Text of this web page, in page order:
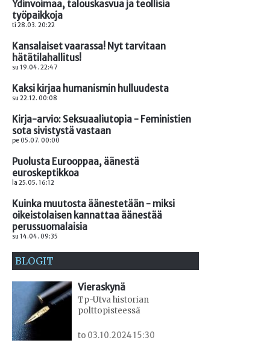
Ydinvoimaa, talouskasvua ja teollisia
työpaikkoja
ti 28.03. 20:22
Kansalaiset vaarassa! Nyt tarvitaan
hätätilahallitus!
su 19.04. 22:47
Kaksi kirjaa humanismin hulluudesta
su 22.12. 00:08
Kirja-arvio: Seksuaaliutopia - Feministien
sota sivistystä vastaan
pe 05.07. 00:00
Puolusta Eurooppaa, äänestä
euroskeptikkoa
la 25.05. 16:12
Kuinka muutosta äänestetään - miksi
oikeistolaisen kannattaa äänestää
perussuomalaisia
su 14.04. 09:35
BLOGIT
Vieraskynä
Tp-Utva historian
polttopisteessä
to 03.10.2024 15:30